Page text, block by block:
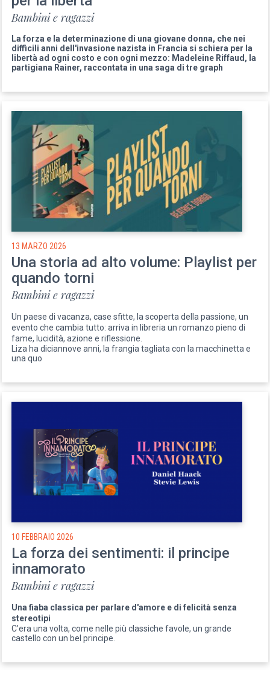
Bambini e ragazzi
La forza e la determinazione di una giovane donna, che nei
difficili anni dell'invasione nazista in Francia si schiera per la
libertà ad ogni costo e con ogni mezzo: Madeleine Riffaud, la
partigiana Rainer, raccontata in una saga di tre graph
13 MARZO 2026
Una storia ad alto volume: Playlist per
quando torni
Bambini e ragazzi
Un paese di vacanza, case sfitte, la scoperta della passione, un
evento che cambia tutto: arriva in libreria un romanzo pieno di
fame, lucidità, azione e riflessione.
Liza ha diciannove anni, la frangia tagliata con la macchinetta e
una quo
10 FEBBRAIO 2026
La forza dei sentimenti: il principe
innamorato
Bambini e ragazzi
Una fiaba classica per parlare d'amore e di felicità senza
stereotipi
C’era una volta, come nelle più classiche favole, un grande
castello con un bel principe.